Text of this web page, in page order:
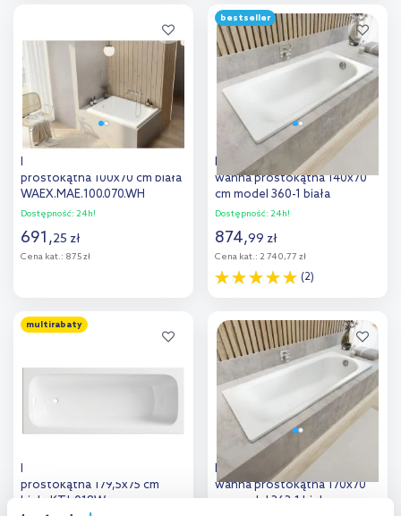
porównania
Dodaj do
porównania
Excellent Marella wanna
prostokątna 100x70 cm biała
WAEX.MAE.100.070.WH
Dostępność: 24h!
691,25 zł
Cena kat.: 875 zł
Dodaj do
porównania
bestseller
Kaldewei Saniform Plus
wanna prostokątna 140x70
cm model 360-1 biała
111500010001
Dostępność: 24h!
874,99 zł
Cena kat.: 2 740,77 zł
(2)
Dodaj do
porównania
multirabaty
Deante Prizma wanna
prostokątna 179,5x75 cm
biała KTJ_018W
Kaldewei Saniform Plus
wanna prostokątna 170x70
cm model 363-1 biała